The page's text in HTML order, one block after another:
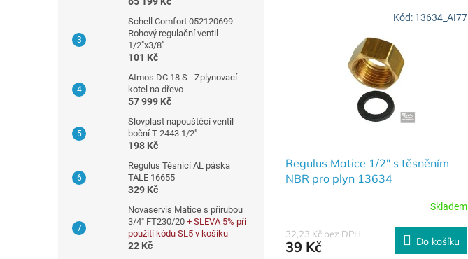
Schell Comfort 052120699 -
Rohový regulační ventil
1/2"x3/8"
101 Kč
Atmos DC 18 S - Zplynovací
kotel na dřevo
57 999 Kč
Slovplast napouštěcí ventil
boční T-2443 1/2"
198 Kč
Regulus Těsnicí AL páska
TALE 16655
329 Kč
Novaservis Matice s přírubou
3/4" FT230/20 + SLEVA 5% při
použití kódu SL5 v košíku
22 Kč
Regulus Matice 1/2" s těsněním
NBR pro plyn 13634
Skladem
32,23 Kč bez DPH
39 Kč Do košíku
Kód: 13634_AI77